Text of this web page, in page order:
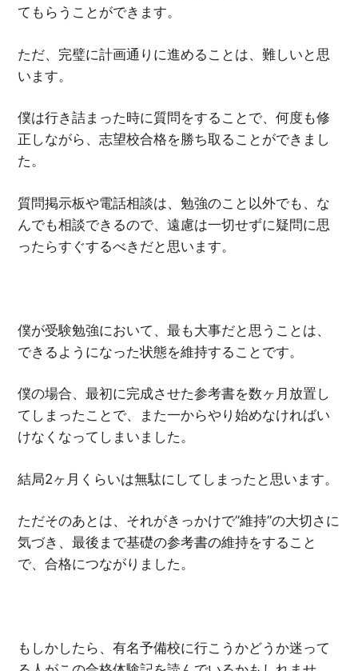
てもらうことができます。
ただ、完璧に計画通りに進めることは、難しいと思
います。
僕は行き詰まった時に質問をすることで、何度も修
正しながら、志望校合格を勝ち取ることができまし
た。
質問掲示板や電話相談は、勉強のこと以外でも、な
んでも相談できるので、遠慮は一切せずに疑問に思
ったらすぐするべきだと思います。
僕が受験勉強において、最も大事だと思うことは、
できるようになった状態を維持することです。
僕の場合、最初に完成させた参考書を数ヶ月放置し
てしまったことで、また一からやり始めなければい
けなくなってしまいました。
結局2ヶ月くらいは無駄にしてしまったと思います。
ただそのあとは、それがきっかけで”維持”の大切さに
気づき、最後まで基礎の参考書の維持をすること
で、合格につながりました。
もしかしたら、有名予備校に行こうかどうか迷って